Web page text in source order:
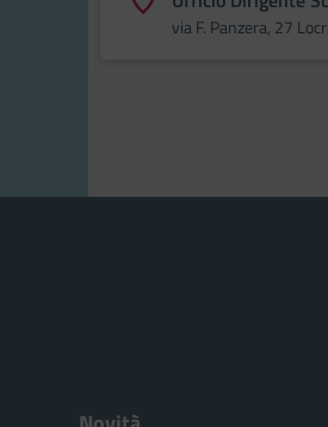
via F. Panzera, 27